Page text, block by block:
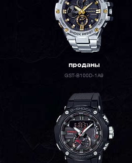
проданы
GST-B100D-1A9